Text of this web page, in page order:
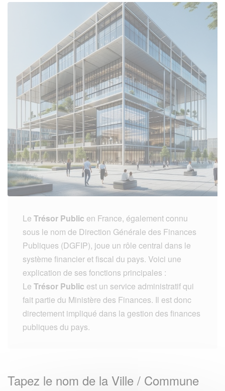
Le Trésor Public en France, également connu
sous le nom de Direction Générale des Finances
Publiques (DGFIP), joue un rôle central dans le
système financier et fiscal du pays. Voici une
explication de ses fonctions principales :
Le Trésor Public est un service administratif qui
fait partie du Ministère des Finances. Il est donc
directement impliqué dans la gestion des finances
publiques du pays.
Tapez le nom de la Ville / Commune